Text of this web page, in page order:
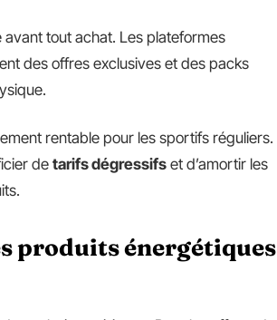
avant tout achat. Les plateformes
des offres exclusives et des packs
rentable pour les sportifs réguliers.
detarifs dégressifs et d’amortir les
produits énergétiques